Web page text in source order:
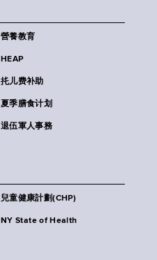
營養教育
HEAP
扥儿费补助
夏季膳食计划
退伍軍人事務
兒童健康計劃(CHP)
NY State of Health